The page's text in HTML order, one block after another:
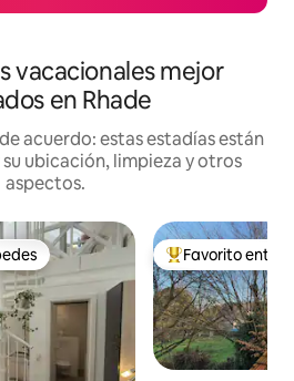
vacacionales mejor
en Rhade
acuerdo: estas estadías están
ubicación, limpieza y otros
aspectos.
preferido Favorito entre
Favorito entre